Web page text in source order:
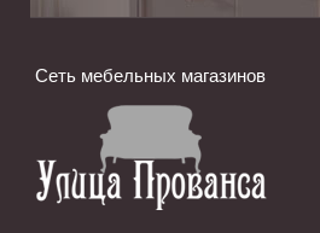
Сеть мебельных магазинов